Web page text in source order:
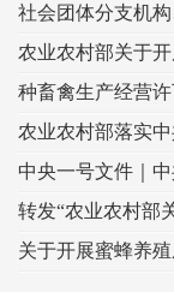
社会团体分支机
种畜禽生产经营
关于开展蜜蜂养